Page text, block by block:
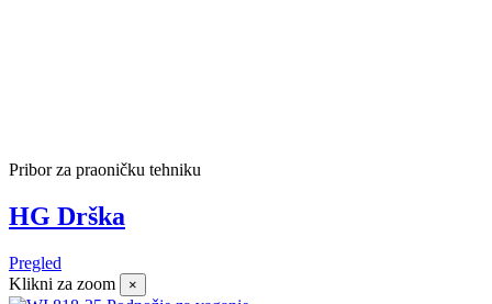
Pribor za praoničku tehniku
HG Drška
Pregled
Klikni za zoom
×